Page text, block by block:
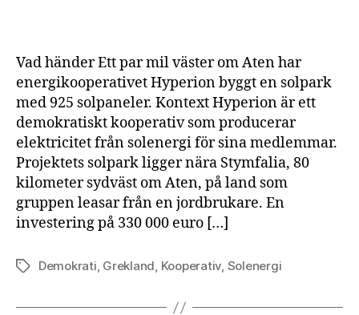
Vad händer Ett par mil väster om Aten har
energikooperativet Hyperion byggt en solpark
med 925 solpaneler. Kontext Hyperion är ett
demokratiskt kooperativ som producerar
elektricitet från solenergi för sina medlemmar.
Projektets solpark ligger nära Stymfalia, 80
kilometer sydväst om Aten, på land som
gruppen leasar från en jordbrukare. En
investering på 330 000 euro […]
EtiketterDemokrati, Grekland, Kooperativ, Solenergi